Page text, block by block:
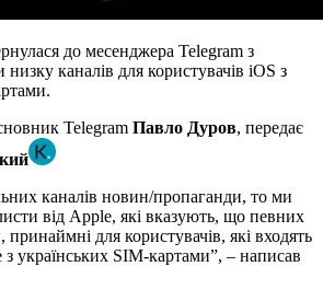
до месенджера Telegram з
каналів для користувачів iOS з
Telegram Павло Дуров, передає
каналів новин/пропаганди, то ми
від Apple, які вказують, що певних
для користувачів, які входять
українських SIM-картами”, – написав